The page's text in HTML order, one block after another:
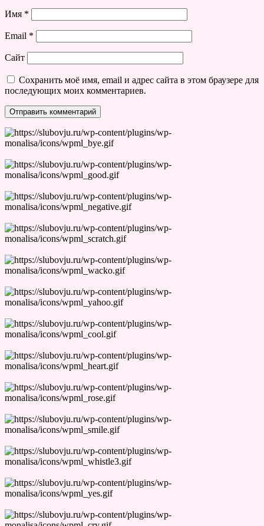
Имя *
Email *
Сайт
Сохранить моё имя, email и адрес сайта в этом браузере для
последующих моих комментариев.